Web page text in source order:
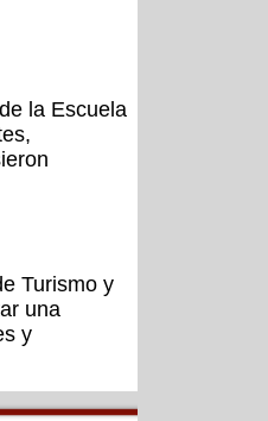
la Escuela
Turismo y
una
y